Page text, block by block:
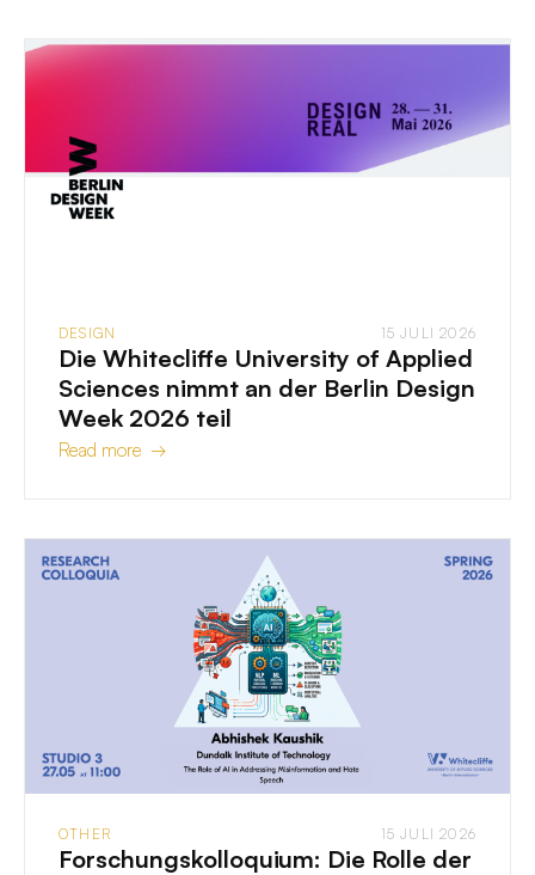
DESIGN 15 JULI 2026
Die Whitecliffe University of Applied
Sciences nimmt an der Berlin Design
Week 2026 teil
Read more →
OTHER 15 JULI 2026
Forschungskolloquium: Die Rolle der